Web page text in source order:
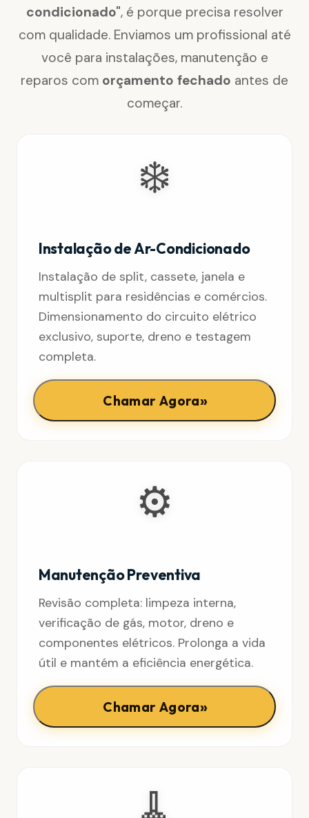
condicionado", é porque precisa resolver
com qualidade. Enviamos um profissional até
você para instalações, manutenção e
reparos com orçamento fechado antes de
começar.
❄️
Instalação de Ar-Condicionado
Instalação de split, cassete, janela e
multisplit para residências e comércios.
Dimensionamento do circuito elétrico
exclusivo, suporte, dreno e testagem
completa.
Chamar Agora»
⚙️
Manutenção Preventiva
Revisão completa: limpeza interna,
verificação de gás, motor, dreno e
componentes elétricos. Prolonga a vida
útil e mantém a eficiência energética.
Chamar Agora»